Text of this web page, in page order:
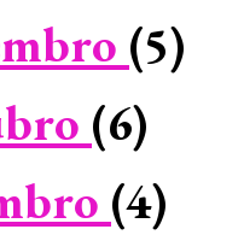
(5)
(6)
(4)